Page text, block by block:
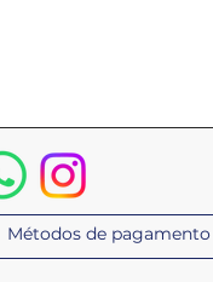
Métodos de pagamento